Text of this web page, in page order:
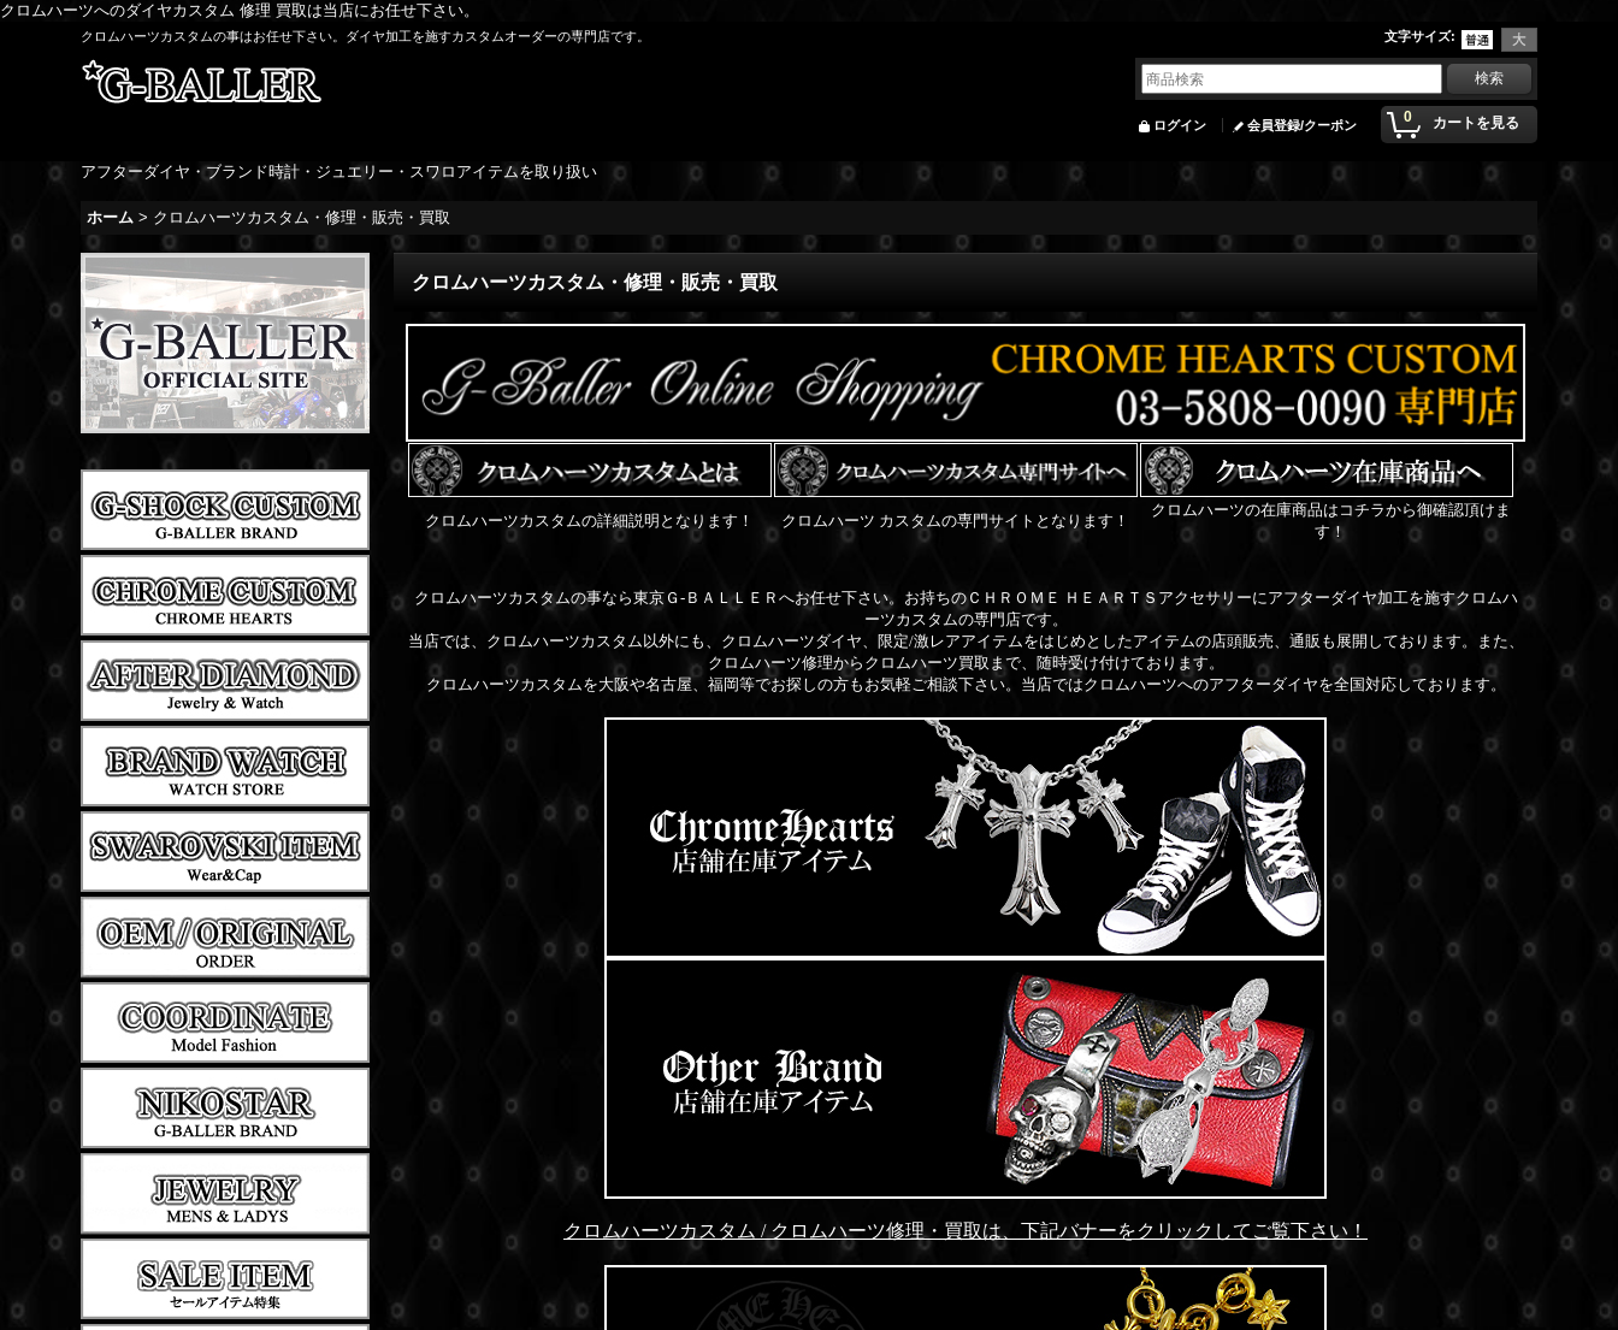
クロムハーツへのダイヤカスタム 修理 買取は当店にお任せ下さい。
クロムハーツカスタムの事はお任せ下さい。ダイヤ加工を施すカスタムオーダーの専門店です。 文字サイズ:
0 カートを見る
ログイン 会員登録/クーポン
アフターダイヤ・ブランド時計・ジュエリー・スワロアイテムを取り扱い
ホーム > クロムハーツカスタム・修理・販売・買取
クロムハーツカスタム・修理・販売・買取
クロムハーツカスタムの詳細説明となります！ クロムハーツ カスタムの専門サイトとなります！
クロムハーツの在庫商品はコチラから御確認頂けま
す！
クロムハーツカスタムの事なら東京Ｇ-ＢＡＬＬＥＲへお任せ下さい。お持ちのＣＨＲＯＭＥ ＨＥＡＲＴＳアクセサリーにアフターダイヤ加工を施すクロムハ
ーツカスタムの専門店です。
当店では、クロムハーツカスタム以外にも、クロムハーツダイヤ、限定/激レアアイテムをはじめとしたアイテムの店頭販売、通販も展開しております。また、
クロムハーツ修理からクロムハーツ買取まで、随時受け付けております。
クロムハーツカスタムを大阪や名古屋、福岡等でお探しの方もお気軽ご相談下さい。当店ではクロムハーツへのアフターダイヤを全国対応しております。
クロムハーツカスタム / クロムハーツ修理・買取は、下記バナーをクリックしてご覧下さい！